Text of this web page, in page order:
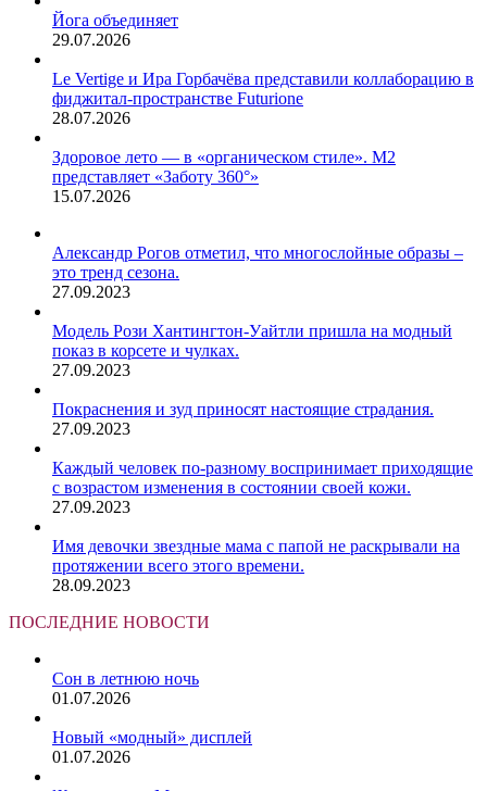
Йога объединяет
29.07.2026
Le Vertige и Ира Горбачёва представили коллаборацию в
фиджитал-пространстве Futurione
28.07.2026
Здоровое лето — в «органическом стиле». М2
представляет «Заботу 360°»
15.07.2026
Александр Рогов отметил, что многослойные образы –
это тренд сезона.
27.09.2023
Модель Рози Хантингтон-Уайтли пришла на модный
показ в корсете и чулках.
27.09.2023
Покраснения и зуд приносят настоящие страдания.
27.09.2023
Каждый человек по-разному воспринимает приходящие
с возрастом изменения в состоянии своей кожи.
27.09.2023
Имя девочки звездные мама с папой не раскрывали на
протяжении всего этого времени.
28.09.2023
ПОСЛЕДНИЕ НОВОСТИ
Сон в летнюю ночь
01.07.2026
Новый «модный» дисплей
01.07.2026